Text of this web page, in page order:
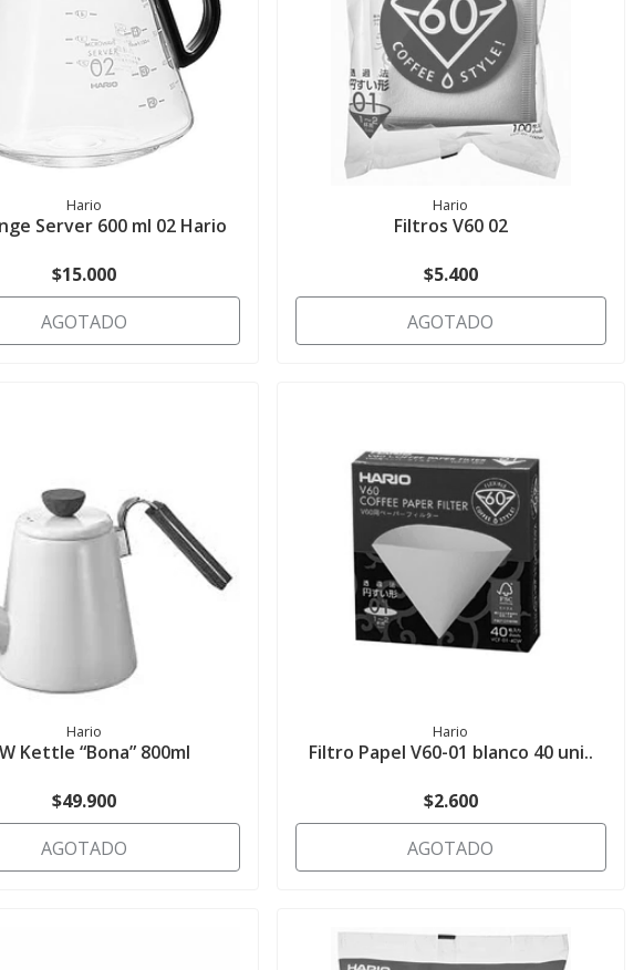
Hario
Server 600 ml 02 Hario
$15.000
AGOTADO
Hario
Filtros V60 02
$5.400
AGOTADO
Hario
Kettle “Bona” 800ml
$49.900
AGOTADO
Hario
Filtro Papel V60-01 blanco 40 uni..
$2.600
AGOTADO